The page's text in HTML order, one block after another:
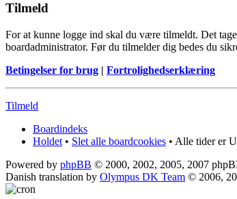
Tilmeld
For at kunne logge ind skal du være tilmeldt. Det
boardadministrator. Før du tilmelder dig bedes du
Betingelser for brug | Fortrolighedserklæring
Tilmeld
Boardindeks
Holdet • Slet alle boardcookies • Alle tider er
Powered by phpBB © 2000, 2002, 2005, 2007
Danish translation by Olympus DK Team © 2006,